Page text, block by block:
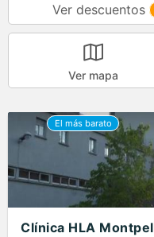
Ver descuentos
Ver mapa
Clínica HLA